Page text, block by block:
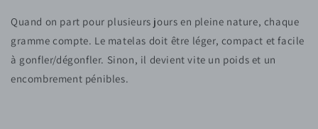
Quand on part pour plusieurs jours en pleine nature, chaque
gramme compte. Le matelas doit être léger, compact et facile
à gonfler/dégonfler. Sinon, il devient vite un poids et un
encombrement pénibles.